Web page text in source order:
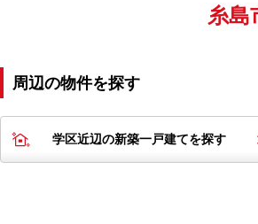
糸島
周辺の物件を探す
学区近辺の新築一戸建てを探す